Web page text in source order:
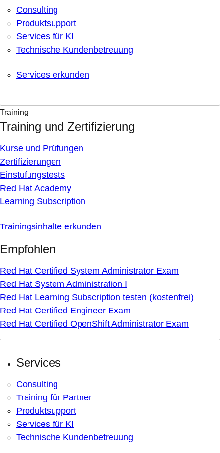
Consulting
Produktsupport
Services für KI
Technische Kundenbetreuung
Services erkunden
Training
Training und Zertifizierung
Kurse und Prüfungen
Zertifizierungen
Einstufungstests
Red Hat Academy
Learning Subscription
Trainingsinhalte erkunden
Empfohlen
Red Hat Certified System Administrator Exam
Red Hat System Administration I
Red Hat Learning Subscription testen (kostenfrei)
Red Hat Certified Engineer Exam
Red Hat Certified OpenShift Administrator Exam
Services
Consulting
Training für Partner
Produktsupport
Services für KI
Technische Kundenbetreuung